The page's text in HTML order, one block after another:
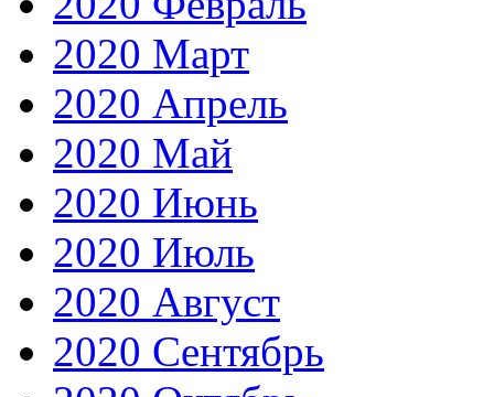
2020 Март
2020 Апрель
2020 Май
2020 Июнь
2020 Июль
2020 Август
2020 Сентябрь